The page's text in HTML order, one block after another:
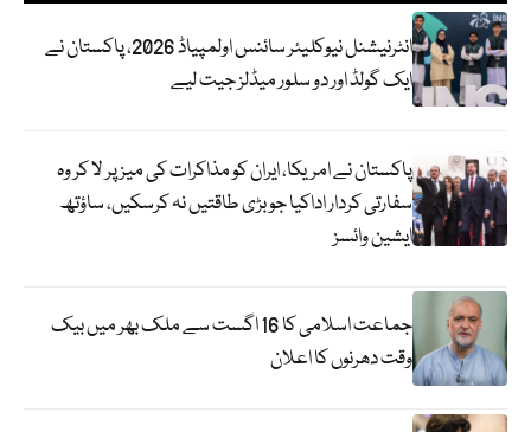
انٹرنیشنل نیوکلیئر سائنس اولمپیاڈ 2026، پاکستان نے
ایک گولڈ اور دو سلور میڈلز جیت لیے
پاکستان نے امریکا، ایران کو مذاکرات کی میز پر لا کر وہ
سفارتی کردار اداکیا جو بڑی طاقتیں نہ کرسکیں، ساؤتھ
ایشین وائسز
جماعت اسلامی کا 16 اگست سے ملک بھر میں بیک
وقت دھرنوں کا اعلان